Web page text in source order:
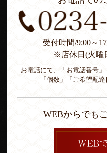
受付時間/9:00～
※店休日(火曜
お電話にて、「お電話番号
「個数」「ご希望配
WEBからでも